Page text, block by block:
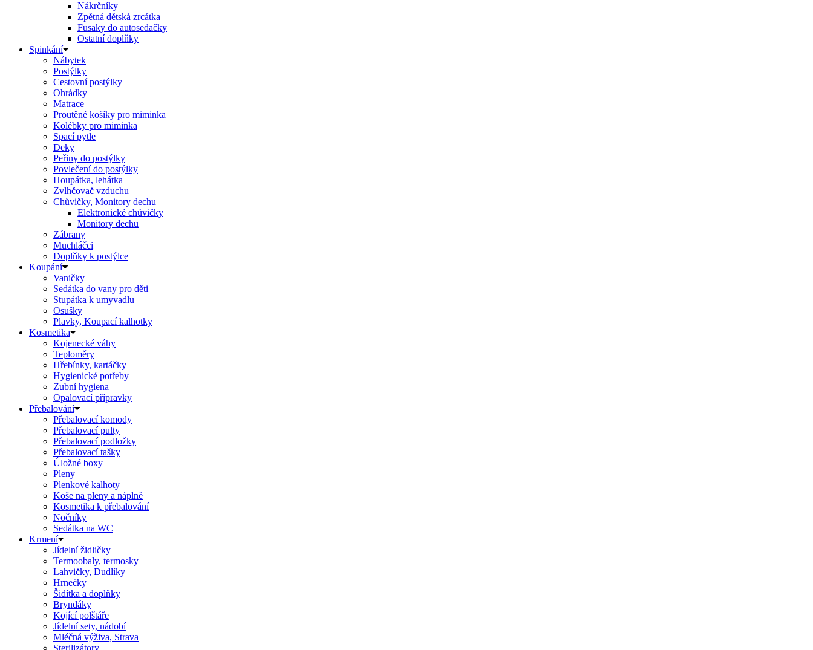
Nákrčníky
Zpětná dětská zrcátka
Fusaky do autosedačky
Ostatní doplňky
Spinkání
Nábytek
Postýlky
Cestovní postýlky
Ohrádky
Matrace
Proutěné košíky pro miminka
Kolébky pro miminka
Spací pytle
Deky
Peřiny do postýlky
Povlečení do postýlky
Houpátka, lehátka
Zvlhčovač vzduchu
Chůvičky, Monitory dechu
Elektronické chůvičky
Monitory dechu
Zábrany
Muchláčci
Doplňky k postýlce
Koupání
Vaničky
Sedátka do vany pro děti
Stupátka k umyvadlu
Osušky
Plavky, Koupací kalhotky
Kosmetika
Kojenecké váhy
Teploměry
Hřebínky, kartáčky
Hygienické potřeby
Zubní hygiena
Opalovací přípravky
Přebalování
Přebalovací komody
Přebalovací pulty
Přebalovací podložky
Přebalovací tašky
Úložné boxy
Pleny
Plenkové kalhoty
Koše na pleny a náplně
Kosmetika k přebalování
Nočníky
Sedátka na WC
Krmení
Jídelní židličky
Termoobaly, termosky
Lahvičky, Dudlíky
Hrnečky
Šidítka a doplňky
Bryndáky
Kojící polštáře
Jídelní sety, nádobí
Mléčná výživa, Strava
Sterilizátory